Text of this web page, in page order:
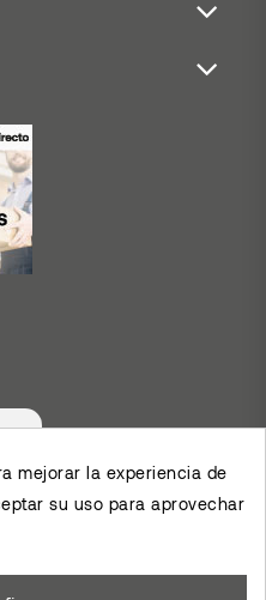
×
mejorar la experiencia de
su uso para aprovechar